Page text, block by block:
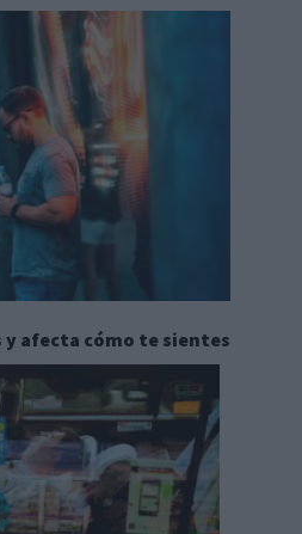
y afecta cómo te sientes